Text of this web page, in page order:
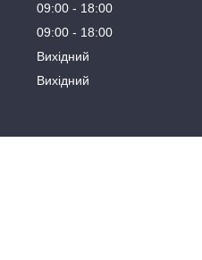
09:00
18:00
09:00
18:00
Вихідний
Вихідний